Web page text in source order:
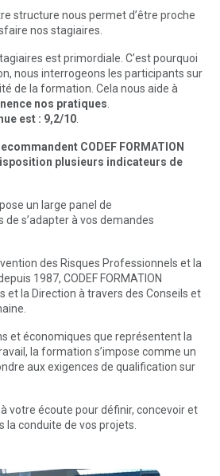
structure nous permet d’être proche
nos stagiaires.
est primordiale. C’est pourquoi
nous interrogeons les participants sur
de la formation. Cela nous aide à
nos pratiques
est : 9,2/10
CODEF FORMATION
plusieurs indicateurs de
un large panel de
s’adapter à vos demandes
des Risques Professionnels et la
1987, CODEF FORMATION
et la Direction à travers des Conseils et
et économiques que représentent la
la formation s’impose comme un
aux exigences de qualification sur
à votre écoute pour définir, concevoir et
la conduite de vos projets.